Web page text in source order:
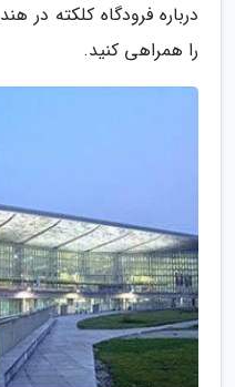
درباره فرودگاه کلکته در
را همراهی کنید.